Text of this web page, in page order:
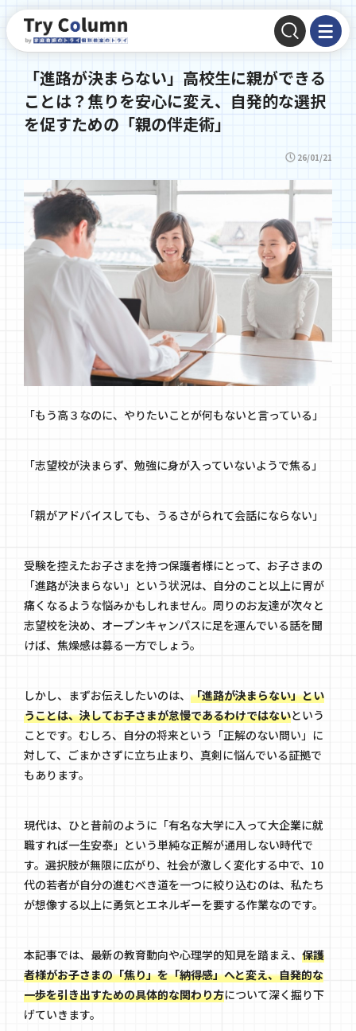
「進路が決まらない」高校生に親ができる
ことは？焦りを安心に変え、自発的な選択
を促すための「親の伴走術」
26/01/21
「もう高３なのに、やりたいことが何もないと言っている」
「志望校が決まらず、勉強に身が入っていないようで焦る」
「親がアドバイスしても、うるさがられて会話にならない」
受験を控えたお子さまを持つ保護者様にとって、お子さまの
「進路が決まらない」という状況は、自分のこと以上に胃が
痛くなるような悩みかもしれません。周りのお友達が次々と
志望校を決め、オープンキャンパスに足を運んでいる話を聞
けば、焦燥感は募る一方でしょう。
しかし、まずお伝えしたいのは、 「進路が決まらない」とい
うことは、決してお子さまが怠慢であるわけではないという
ことです。むしろ、自分の将来という「正解のない問い」に
対して、ごまかさずに立ち止まり、真剣に悩んでいる証拠で
もあります。
現代は、ひと昔前のように「有名な大学に入って大企業に就
職すれば一生安泰」という単純な正解が通用しない時代で
す。選択肢が無限に広がり、社会が激しく変化する中で、10
代の若者が自分の進むべき道を一つに絞り込むのは、私たち
が想像する以上に勇気とエネルギーを要する作業なのです。
本記事では、最新の教育動向や心理学的知見を踏まえ、 保護
者様がお子さまの「焦り」を「納得感」へと変え、自発的な
一歩を引き出すための具体的な関わり方について深く掘り下
げていきます。